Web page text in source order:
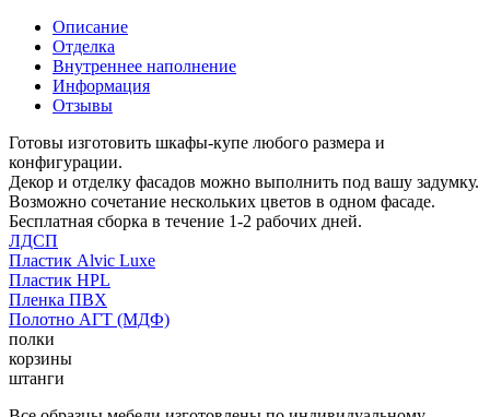
Описание
Отделка
Внутреннее наполнение
Информация
Отзывы
Готовы изготовить шкафы-купе любого размера и
конфигурации.
Декор и отделку фасадов можно выполнить под вашу задумку.
Возможно сочетание нескольких цветов в одном фасаде.
Бесплатная сборка в течение 1-2 рабочих дней.
ЛДСП
Пластик Alvic Luxe
Пластик HPL
Пленка ПВХ
Полотно АГТ (МДФ)
полки
корзины
штанги